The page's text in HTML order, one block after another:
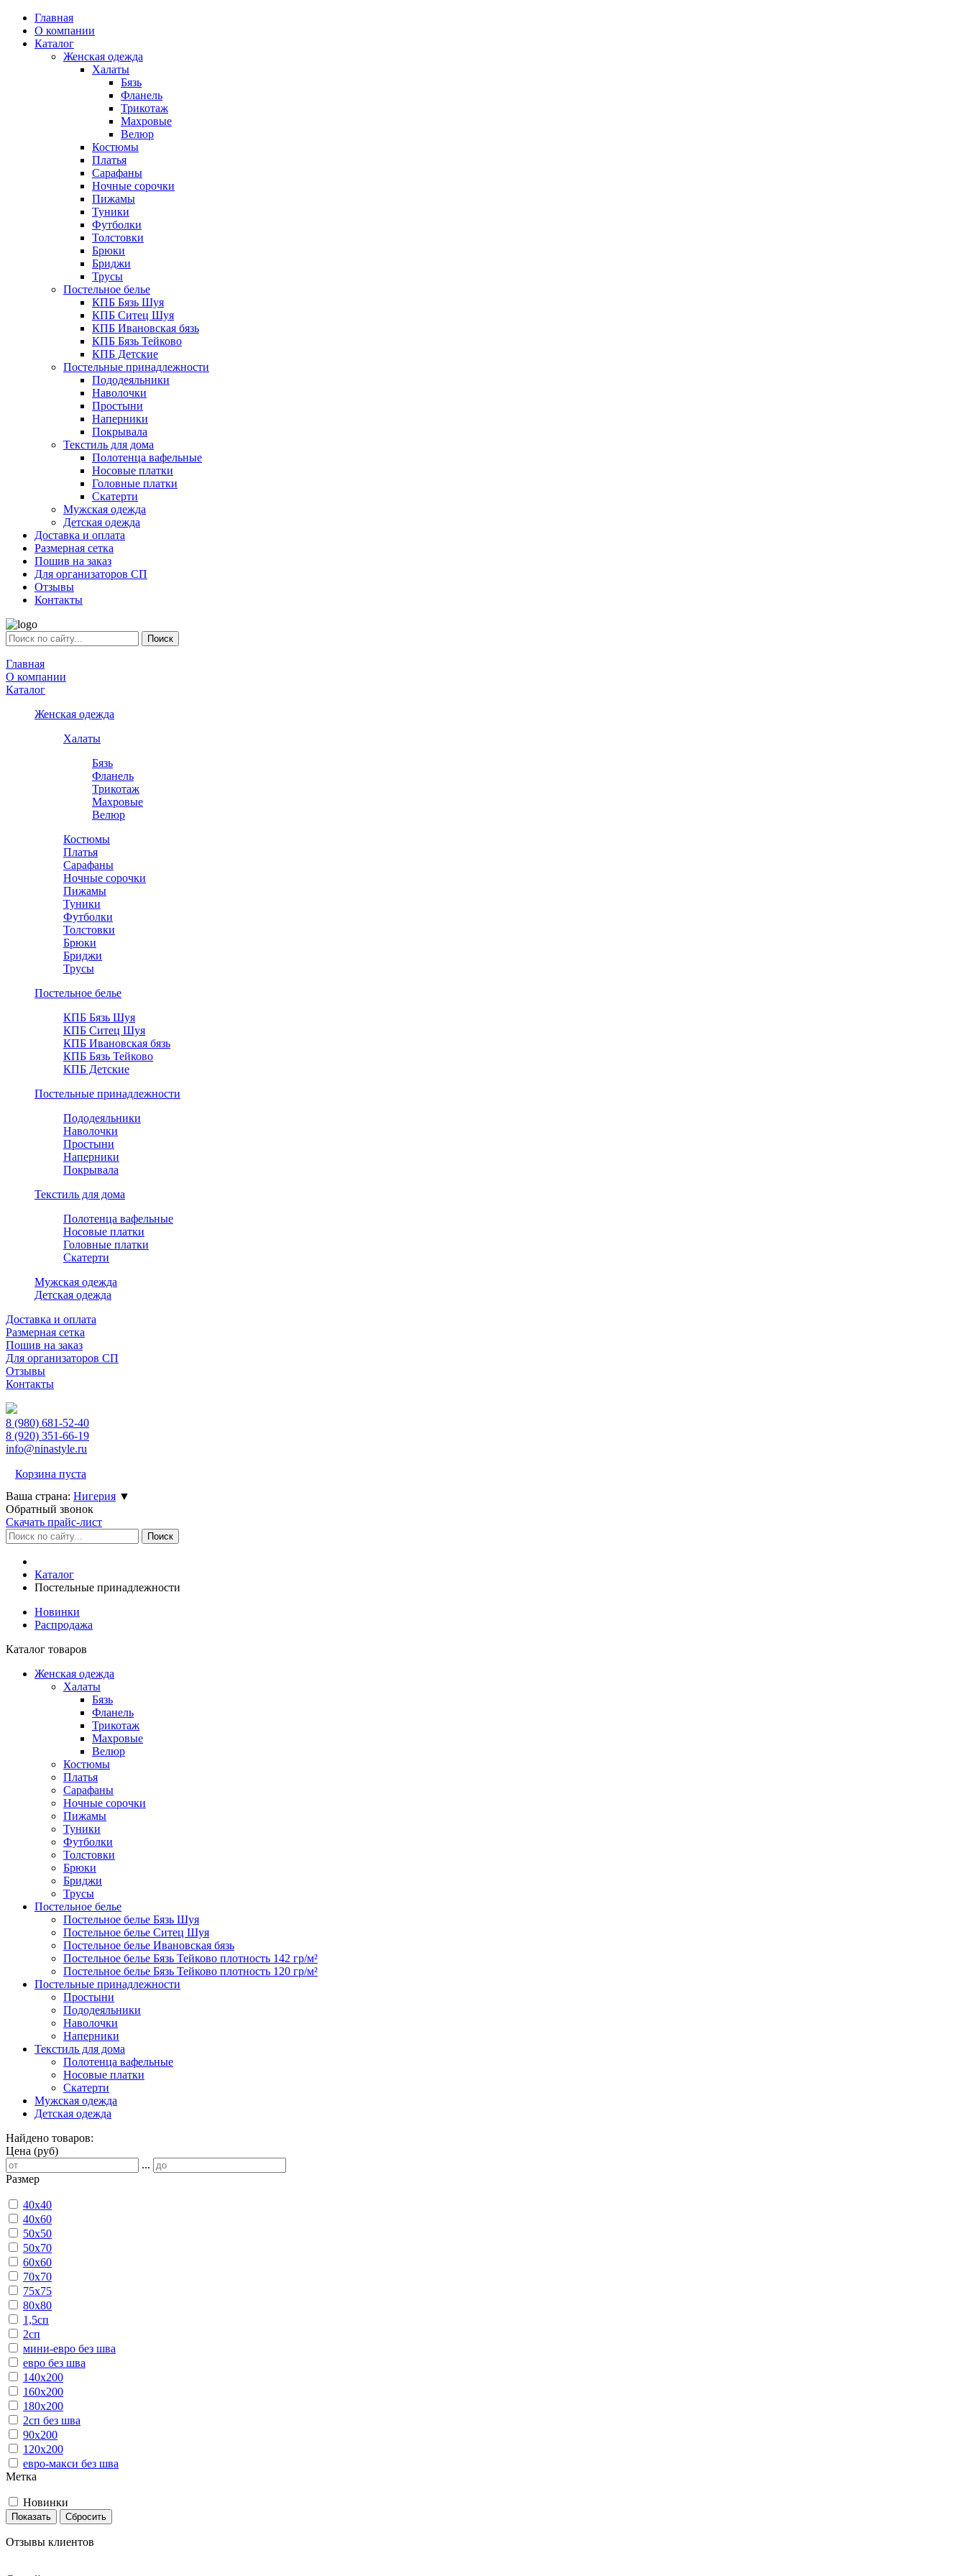
Главная
О компании
Каталог
Женская одежда
Халаты
Бязь
Фланель
Трикотаж
Махровые
Велюр
Костюмы
Платья
Сарафаны
Ночные сорочки
Пижамы
Туники
Футболки
Толстовки
Брюки
Бриджи
Трусы
Постельное белье
КПБ Бязь Шуя
КПБ Ситец Шуя
КПБ Ивановская бязь
КПБ Бязь Тейково
КПБ Детские
Постельные принадлежности
Пододеяльники
Наволочки
Простыни
Наперники
Покрывала
Текстиль для дома
Полотенца вафельные
Носовые платки
Головные платки
Скатерти
Мужская одежда
Детская одежда
Доставка и оплата
Размерная сетка
Пошив на заказ
Для организаторов СП
Отзывы
Контакты
Главная
О компании
Каталог
Женская одежда
Халаты
Бязь
Фланель
Трикотаж
Махровые
Велюр
Костюмы
Платья
Сарафаны
Ночные сорочки
Пижамы
Туники
Футболки
Толстовки
Брюки
Бриджи
Трусы
Постельное белье
КПБ Бязь Шуя
КПБ Ситец Шуя
КПБ Ивановская бязь
КПБ Бязь Тейково
КПБ Детские
Постельные принадлежности
Пододеяльники
Наволочки
Простыни
Наперники
Покрывала
Текстиль для дома
Полотенца вафельные
Носовые платки
Головные платки
Скатерти
Мужская одежда
Детская одежда
Доставка и оплата
Размерная сетка
Пошив на заказ
Для организаторов СП
Отзывы
Контакты
8 (980) 681-52-40
8 (920) 351-66-19
info@ninastyle.ru
Корзина пуста
Ваша страна: Нигерия ▼
Обратный звонок
Скачать прайс-лист
Каталог
Постельные принадлежности
Новинки
Распродажа
Каталог товаров
Женская одежда
Халаты
Бязь
Фланель
Трикотаж
Махровые
Велюр
Костюмы
Платья
Сарафаны
Ночные сорочки
Пижамы
Туники
Футболки
Толстовки
Брюки
Бриджи
Трусы
Постельное белье
Постельное белье Бязь Шуя
Постельное белье Ситец Шуя
Постельное белье Ивановская бязь
Постельное белье Бязь Тейково плотность 142 гр/м²
Постельное белье Бязь Тейково плотность 120 гр/м²
Постельные принадлежности
Простыни
Пододеяльники
Наволочки
Наперники
Текстиль для дома
Полотенца вафельные
Носовые платки
Скатерти
Мужская одежда
Детская одежда
Найдено товаров:
Цена (руб)
...
Размер
40х40
40х60
50х50
50х70
60х60
70х70
75х75
80х80
1,5сп
2сп
мини-евро без шва
евро без шва
140х200
160х200
180х200
2сп без шва
90х200
120х200
евро-макси без шва
Метка
Новинки
Показать Сбросить
Отзывы клиентов